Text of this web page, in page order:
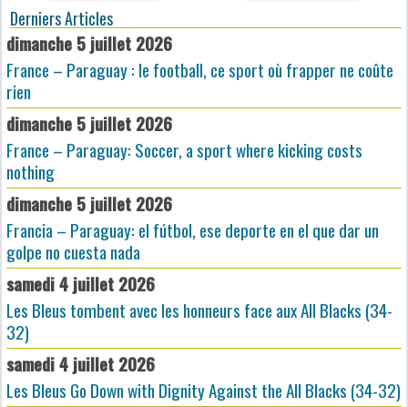
Derniers Articles
dimanche 5 juillet 2026
France – Paraguay : le football, ce sport où frapper ne coûte
rien
dimanche 5 juillet 2026
France – Paraguay: Soccer, a sport where kicking costs
nothing
dimanche 5 juillet 2026
Francia – Paraguay: el fútbol, ese deporte en el que dar un
golpe no cuesta nada
samedi 4 juillet 2026
Les Bleus tombent avec les honneurs face aux All Blacks (34-
32)
samedi 4 juillet 2026
Les Bleus Go Down with Dignity Against the All Blacks (34-32)